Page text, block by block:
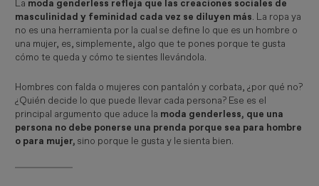
La moda genderless refleja que las creaciones sociales de
masculinidad y feminidad cada vez se diluyen más. La ropa ya
no es una herramienta por la cual se define lo que es un hombre o
una mujer, es, simplemente, algo que te pones porque te gusta
cómo te queda y cómo te sientes llevándola.
Hombres con falda o mujeres con pantalón y corbata, ¿por qué no?
¿Quién decide lo que puede llevar cada persona? Ese es el
principal argumento que aduce la moda genderless, que una
persona no debe ponerse una prenda porque sea para hombre
o para mujer,sino porque le gusta y le sienta bien.